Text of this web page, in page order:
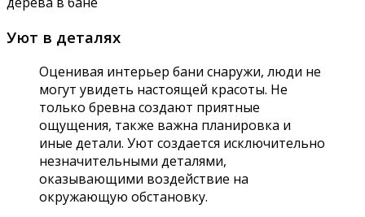
Уют в деталях
Оценивая интерьер бани снаружи, люди не
могут увидеть настоящей красоты. Не
только бревна создают приятные
ощущения, также важна планировка и
иные детали. Уют создается исключительно
незначительными деталями,
оказывающими воздействие на
окружающую обстановку.